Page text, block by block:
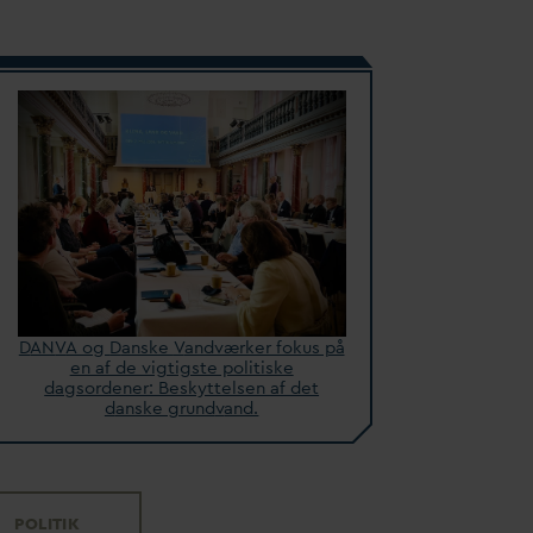
DANVA og Danske Vandværker fokus på
en af de vigtigste politiske
dagsordener: Beskyttelsen af det
danske grundvand.
POLITIK